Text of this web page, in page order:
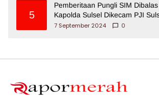
5
Pemberitaan Pungli SIM
Kapolda Sulsel Dikecam PJI
7 September 2024
0